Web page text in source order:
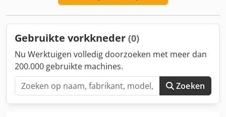
Gebruikte vorkkneder (0)
Nu Werktuigen volledig doorzoeken met meer dan
200.000 gebruikte machines.
Zoeken